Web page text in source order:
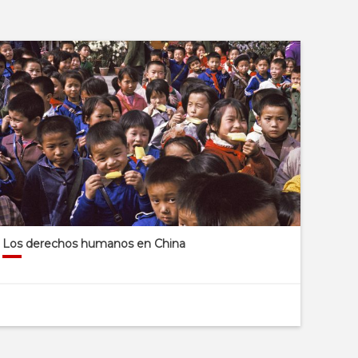
Los derechos humanos en China